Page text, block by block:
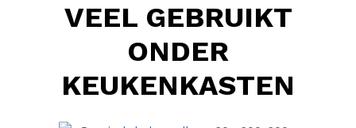
VEEL GEBRUIKT
ONDER
KEUKENKASTEN